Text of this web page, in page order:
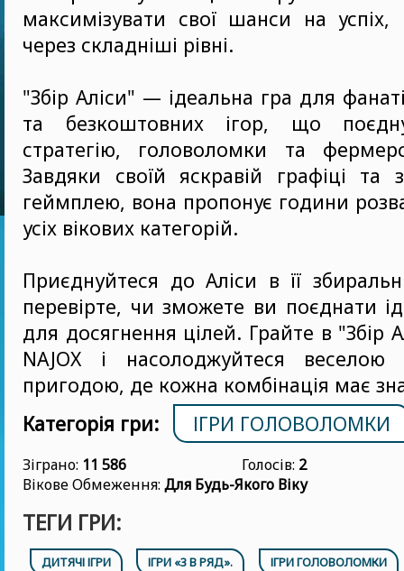
максимізувати свої шанси на успіх,
через складніші рівні.
"Збір Аліси" — ідеальна гра для
та безкоштовних ігор, що
стратегію, головоломки та
Завдяки своїй яскравій графіці та
геймплею, вона пропонує години
усіх вікових категорій.
Приєднуйтеся до Аліси в її
перевірте, чи зможете ви поєднати
для досягнення цілей. Грайте в "Збір
NAJOX і насолоджуйтеся веселою
пригодою, де кожна комбінація має
Категорія гри:
ІГРИ ГОЛОВОЛОМКИ
Зіграно: 11 586 Голосів: 2
Вікове Обмеження: Для Будь-Якого Віку
ТЕГИ ГРИ:
ДИТЯЧІ ІГРИ ІГРИ «3 В РЯД». ІГРИ ГОЛОВОЛОМКИ